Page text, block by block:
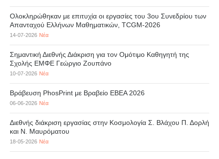
Ολοκληρώθηκαν με επιτυχία οι εργασίες του 3ου Συνεδρίου των
Απανταχού Ελλήνων Μαθηματικών, TCGM-2026
14-07-2026 Νέα
Σημαντική Διεθνής Διάκριση για τον Ομότιμο Καθηγητή της
Σχολής ΕΜΦΕ Γεώργιο Ζουπάνο
10-07-2026 Νέα
Βράβευση PhosPrint με Βραβείο ΕΒΕΑ 2026
06-06-2026 Νέα
Διεθνής διάκριση εργασίας στην Κοσμολογία Σ. Βλάχου Π. Δορλή
και Ν. Μαυρόματου
18-05-2026 Νέα